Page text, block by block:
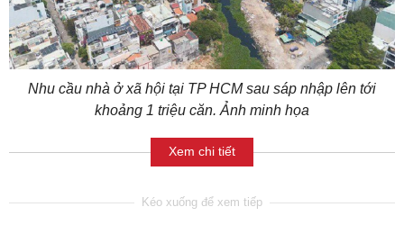
Nhu cầu nhà ở xã hội tại TP HCM sau sáp nhập lên tới
khoảng 1 triệu căn. Ảnh minh họa
Xem chi tiết